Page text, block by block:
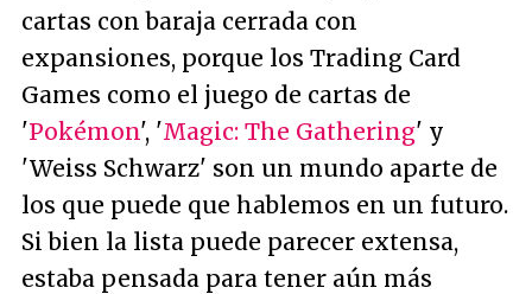
cartas con baraja cerrada con
expansiones, porque los Trading Card
Games como el juego de cartas de
'Pokémon', 'Magic: The Gathering' y
'Weiss Schwarz' son un mundo aparte de
los que puede que hablemos en un futuro.
Si bien la lista puede parecer extensa,
estaba pensada para tener aún más